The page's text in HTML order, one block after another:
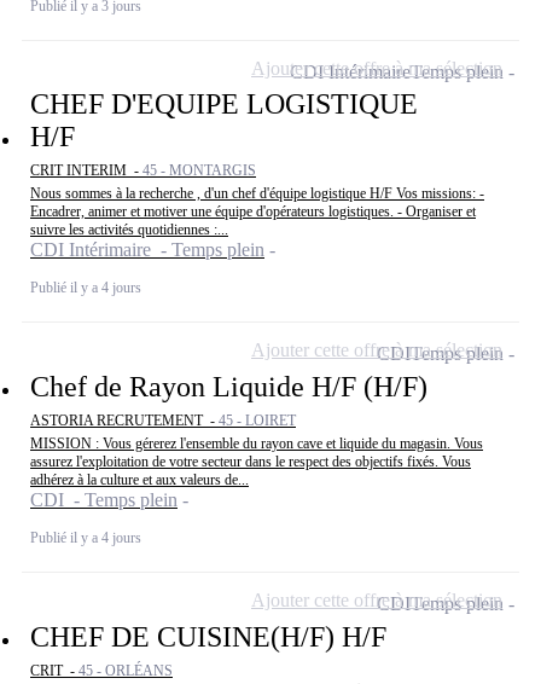
Publié il y a 3 jours
CHEF D'EQUIPE LOGISTIQUE
H/F
CRIT INTERIM - 45 - MONTARGIS
Nous sommes à la recherche , d'un chef d'équipe logistique H/F Vos missions: -
Encadrer, animer et motiver une équipe d'opérateurs logistiques. - Organiser et
suivre les activités quotidiennes :...
CDI Intérimaire - Temps plein
Publié il y a 4 jours
CDI IntérimaireTemps plein
Ajouter cette offre à ma sélection
Chef de Rayon Liquide H/F (H/F)
ASTORIA RECRUTEMENT - 45 - LOIRET
MISSION : Vous gérerez l'ensemble du rayon cave et liquide du magasin. Vous
assurez l'exploitation de votre secteur dans le respect des objectifs fixés. Vous
adhérez à la culture et aux valeurs de...
CDI - Temps plein
Publié il y a 4 jours
CDITemps plein
Ajouter cette offre à ma sélection
CHEF DE CUISINE(H/F) H/F
CRIT - 45 - ORLÉANS
CDITemps plein
Ajouter cette offre à ma sélection